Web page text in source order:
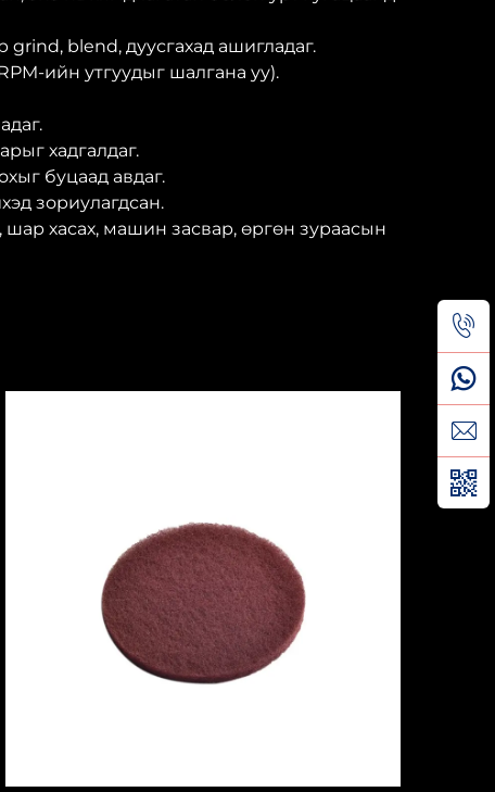
blend, дуусгахад ашигладаг.
ийн утгуудыг шалгана уу).
хадгалдаг.
буцаад авдаг.
зориулагдсан.
хасах, машин засвар, өргөн зураасын